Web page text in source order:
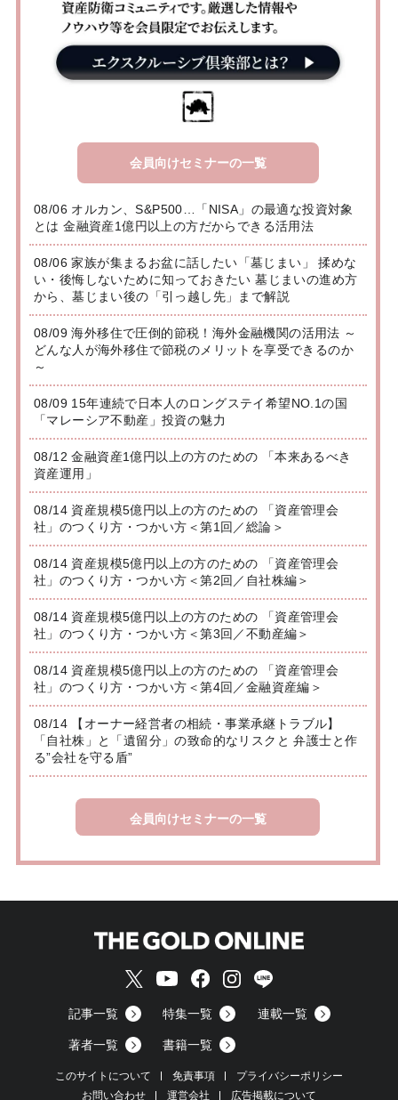
会員向けセミナーの一覧
08/06 オルカン、S&P500…「NISA」の最適な投資対象
とは 金融資産1億円以上の方だからできる活用法
08/06 家族が集まるお盆に話したい「墓じまい」 揉めな
い・後悔しないために知っておきたい 墓じまいの進め方
から、墓じまい後の「引っ越し先」まで解説
08/09 海外移住で圧倒的節税！海外金融機関の活用法 ～
どんな人が海外移住で節税のメリットを享受できるのか
～
08/09 15年連続で日本人のロングステイ希望NO.1の国
「マレーシア不動産」投資の魅力
08/12 金融資産1億円以上の方のための 「本来あるべき
資産運用」
08/14 資産規模5億円以上の方のための 「資産管理会
社」のつくり方・つかい方＜第1回／総論＞
08/14 資産規模5億円以上の方のための 「資産管理会
社」のつくり方・つかい方＜第2回／自社株編＞
08/14 資産規模5億円以上の方のための 「資産管理会
社」のつくり方・つかい方＜第3回／不動産編＞
08/14 資産規模5億円以上の方のための 「資産管理会
社」のつくり方・つかい方＜第4回／金融資産編＞
08/14 【オーナー経営者の相続・事業承継トラブル】
「自社株」と「遺留分」の致命的なリスクと 弁護士と作
る”会社を守る盾”
会員向けセミナーの一覧
記事一覧 特集一覧 連載一覧
著者一覧 書籍一覧
このサイトについて 免責事項
プライバシーポリシー
お問い合わせ
運営会社 広告掲載について